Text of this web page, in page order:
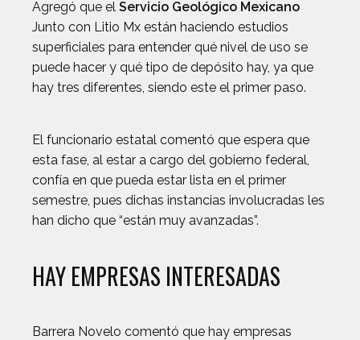
Agregó que el Servicio Geológico Mexicano
Junto con Litio Mx están haciendo estudios
superficiales para entender qué nivel de uso se
puede hacer y qué tipo de depósito hay, ya que
hay tres diferentes, siendo este el primer paso.
El funcionario estatal comentó que espera que
esta fase, al estar a cargo del gobierno federal,
confía en que pueda estar lista en el primer
semestre, pues dichas instancias involucradas les
han dicho que “están muy avanzadas”.
HAY EMPRESAS INTERESADAS
Barrera Novelo comentó que hay empresas